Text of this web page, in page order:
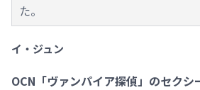
た。
イ・ジュン
OCN「ヴァンパイア探偵」のセクシ